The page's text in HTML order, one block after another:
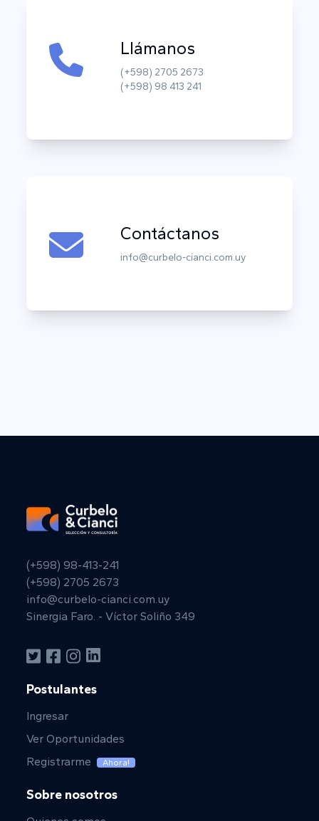
Llámanos
(+598) 2705 2673
(+598) 98 413 241
Contáctanos
info@curbelo-cianci.com.uy
(+598) 98-413-241
(+598) 2705 2673
info@curbelo-cianci.com.uy
Sinergia Faro. - Víctor Soliño 349
Postulantes
Ingresar
Ver Oportunidades
Registrarme
Ahora!
Sobre nosotros